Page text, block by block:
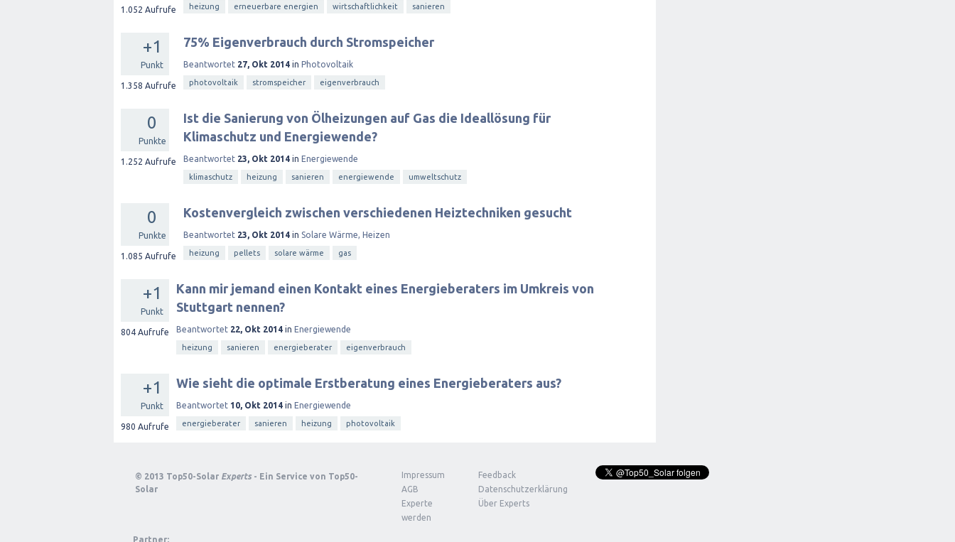
1.052 Aufrufe heizung erneuerbare energien wirtschaftlichkeit sanieren
+1
Punkt
1.358 Aufrufe
75% Eigenverbrauch durch Stromspeicher
Beantwortet 27, Okt 2014 in Photovoltaik
photovoltaik stromspeicher eigenverbrauch
0
Punkte
1.252 Aufrufe
Ist die Sanierung von Ölheizungen auf Gas die Ideallösung für
Klimaschutz und Energiewende?
Beantwortet 23, Okt 2014 in Energiewende
klimaschutz heizung sanieren energiewende umweltschutz
0
Punkte
1.085 Aufrufe
Kostenvergleich zwischen verschiedenen Heiztechniken gesucht
Beantwortet 23, Okt 2014 in Solare Wärme, Heizen
heizung pellets solare wärme gas
+1
Punkt
804 Aufrufe
Kann mir jemand einen Kontakt eines Energieberaters im Umkreis von
Stuttgart nennen?
Beantwortet 22, Okt 2014 in Energiewende
heizung sanieren energieberater eigenverbrauch
+1
Punkt
980 Aufrufe
Wie sieht die optimale Erstberatung eines Energieberaters aus?
Beantwortet 10, Okt 2014 in Energiewende
energieberater sanieren heizung photovoltaik
© 2013 Top50-Solar Experts - Ein Service von Top50-
Solar
Impressum
Feedback
AGB
Datenschutzerklärung
Experte
werden
Über Experts
Partner: